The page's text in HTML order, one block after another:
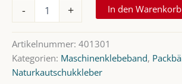
-
Packband,
Kautschukkleber
990m
Menge
+ In den Warenkorb
Artikelnummer: 401301
Kategorien: Maschinenklebeband,
Naturkautschukkleber